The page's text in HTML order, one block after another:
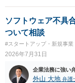
的手段として裁判（
で、訴訟を提起して
は、１人（１社）年
支払いを拒否すれば
れます。 ただ、裁判
だけで費用がかかり
すと、押し負けて支
して対応をすれば、よ
ソフトウェア不具
ついて相談
#スタートアップ・新規事業
2026年7月31日
企業法務に強い
外山 大地 弁護